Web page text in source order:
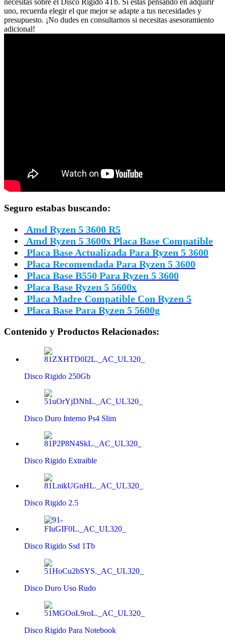
uno, recuerda elegir el que mejor se adapte a tus necesidades y
presupuesto. ¡No dudes en consultarnos si necesitas asesoramiento
adicional!
Seguro estabas buscando:
Amd Ryzen 5 3600 R5
Amd Ryzen 5 3600x Placa Base Compatible
Placa Base Actualizada Para Ryzen 5 3600
Placa Recomendada Para Ryzen 5 3600
Placa Base B550 Para Ryzen 5 3600
Placa Base Ryzen 5 5600x
Placa Madre Compatible Con Ryzen 5
Placa Base Para Ryzen 5 5600g
Contenido y Productos Relacionados:
Disco Rigido 250Gb
Disco Duro Interno Ps4 Slim
Disco Rigido Extraible
Disco Rigido 2.5
Disco Rigido Ssd 1Tb
Disco Duro Uso Rudo
Disco Rigido Para Notebook